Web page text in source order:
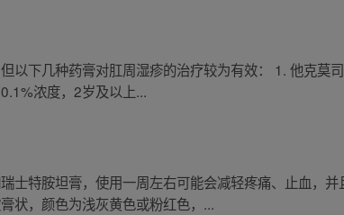
以下几种药膏对肛周湿疹的治疗较为有效： 1. 他克莫
浓度，2岁及以上...
士特胺坦膏，使用一周左右可能会减轻疼痛、止血，并
状，颜色为浅灰黄色或粉红色，...